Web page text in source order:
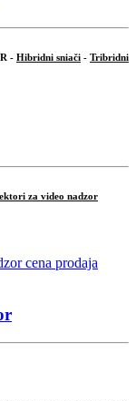
- Hibridni sniači - Tribridni
za video nadzor